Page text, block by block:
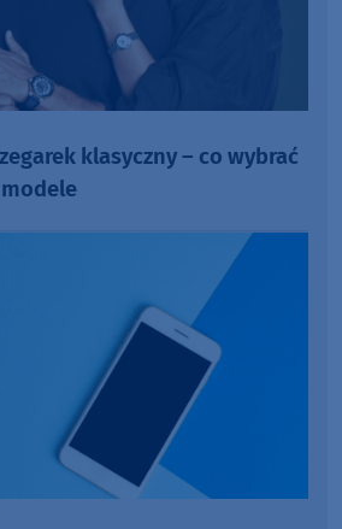
klasyczny – co wybrać
modele